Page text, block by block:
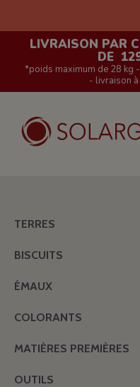
LIVRAISON PAR
DE
*poids maximum de 28 kg
- livraison
TERRES
BISCUITS
ÉMAUX
COLORANTS
MATIÈRES PREMIÈRES
OUTILS